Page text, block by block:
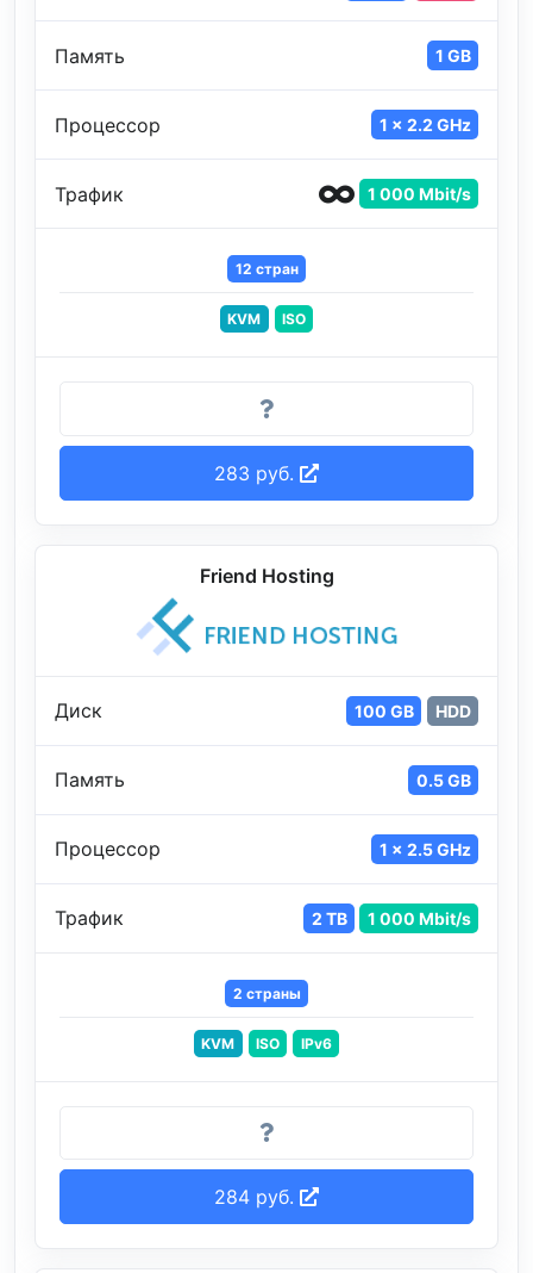
Память 1 GB
Процессор 1 x 2.2 GHz
Трафик 1 000 Mbit/s
12 стран
KVM ISO
283 руб.
Friend Hosting
Диск 100 GB HDD
Память 0.5 GB
Процессор 1 x 2.5 GHz
Трафик 2 TB 1 000 Mbit/s
2 страны
KVM ISO IPv6
284 руб.